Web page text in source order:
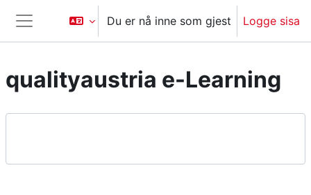
Gå til hovedinnhold
Sidepanel
Du er nå inne som gjest Logge sisa
qualityaustria e-Learning